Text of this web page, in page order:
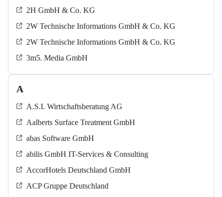
2H GmbH & Co. KG
2W Technische Informations GmbH & Co. KG
2W Technische Informations GmbH & Co. KG
3m5. Media GmbH
A
A.S.I. Wirtschaftsberatung AG
Aalberts Surface Treatment GmbH
abas Software GmbH
abilis GmbH IT-Services & Consulting
AccorHotels Deutschland GmbH
ACP Gruppe Deutschland